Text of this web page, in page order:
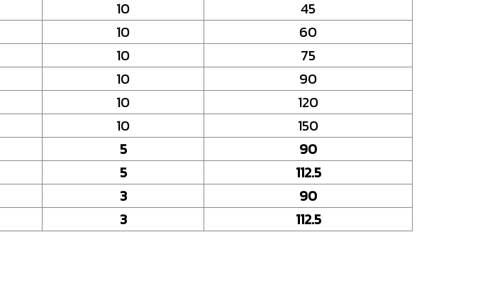
10
45
10
60
10
75
10
90
10
120
10
150
5
90
5
112.5
3
90
3 112.5